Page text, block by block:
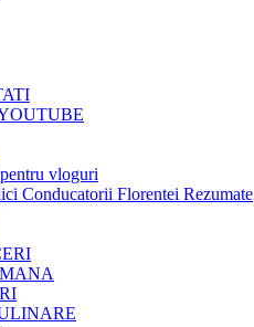
vloguri
Conducatorii Florentei Rezumate